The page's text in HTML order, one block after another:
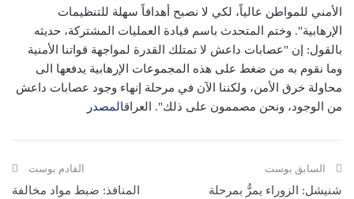
الأمني للمواطن عالياً، لكي لا نصبح أهدافاً سهلة للتنظيمات
الإرهابية". وختم المتحدث باسم قيادة العمليات المشتركة، حديثه
بالقول: إن "عصابات داعش لا تمتلك القدرة لمواجهة قواتنا الأمنية
وما نقوم به من ضغط على هذه المجموعات الإرهابية يدفعها الى
محاولة خرق الأمن، ولكننا الآن في مرحلة إنهاء وجود عصابات داعش
من الوجود، ونحن مصممون على ذلك". العراقالمصدر
السابق بوست
شنيشل: الزوراء يمرُّ بمرحلة
القادم بوست
المنافذ: ضبط مواد مخالفة